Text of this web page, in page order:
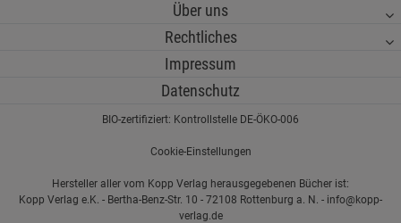
Über uns
Rechtliches
Impressum
Datenschutz
BIO-zertifiziert: Kontrollstelle DE-ÖKO-006
Cookie-Einstellungen
Hersteller aller vom Kopp Verlag herausgegebenen Bücher ist:
Kopp Verlag e.K. - Bertha-Benz-Str. 10 - 72108 Rottenburg a. N. - info@kopp-
verlag.de
Cookie-Informationen
Marketing Cookies (3)
Datenschutzerklärung Impressum